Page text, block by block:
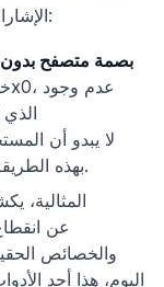
الإشارات، وهنا تواجه المتصفحات المستقلة صعوبة:
بصمة متصفح
بهذه الطريقة - ويتم اكتشاف ذلك في غضون ميلي ثانية.
والخصائص